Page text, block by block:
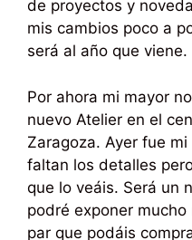
de proyectos y
mis cambios poco a
será al año que
Por ahora mi mayor
nuevo Atelier en el
Zaragoza. Ayer fue
faltan los detalles
que lo veáis. Será un
podré exponer
par que podáis